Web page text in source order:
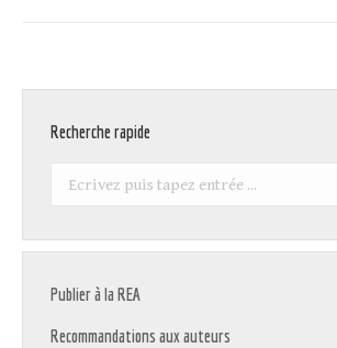
Recherche rapide
Recherche
Publier à la REA
Recommandations aux auteurs